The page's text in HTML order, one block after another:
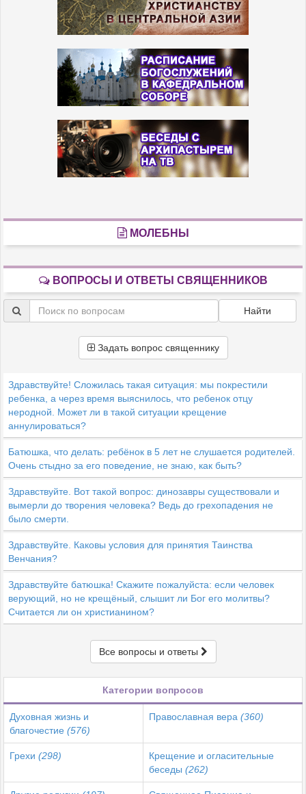
МОЛЕБНЫ
ВОПРОСЫ И ОТВЕТЫ СВЯЩЕННИКОВ
Найти
Задать вопрос священнику
Здравствуйте! Сложилась такая ситуация: мы покрестили
ребенка, а через время выяснилось, что ребенок отцу
неродной. Может ли в такой ситуации крещение
аннулироваться?
Батюшка, что делать: ребёнок в 5 лет не слушается родителей.
Очень стыдно за его поведение, не знаю, как быть?
Здравствуйте. Вот такой вопрос: динозавры существовали и
вымерли до творения человека? Ведь до грехопадения не
было смерти.
Здравствуйте. Каковы условия для принятия Таинства
Венчания?
Здравствуйте батюшка! Скажите пожалуйста: если человек
верующий, но не крещёный, слышит ли Бог его молитвы?
Считается ли он христианином?
Все вопросы и ответы
Категории вопросов
Духовная жизнь и
благочестие (576)
Православная вера (360)
Грехи (298)
Крещение и огласительные
беседы (262)